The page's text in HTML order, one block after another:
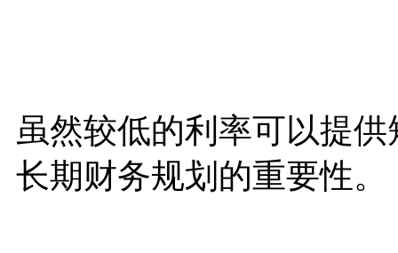
虽然较低的利率可以提
长期财务规划的重要性。